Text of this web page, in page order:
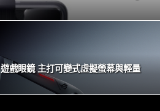
戲眼鏡 主打可變式虛擬螢幕與輕量